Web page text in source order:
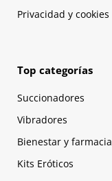
Privacidad y cookies
Top categorías
Succionadores
Vibradores
Bienestar y farmacia
Kits Eróticos